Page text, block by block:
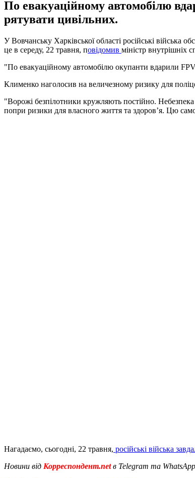
По евакуаційному автомобілю
рятувати цивільних.
У Вовчанську Харківської області російські війська
це в середу, 22 травня, повідомив міністр внутрішніх
"По евакуаційному автомобілю окупанти вдарили
Клименко наголосив на величезному ризику для
"Ворожі безпілотники кружляють постійно.
попри ризики для власного життя та здоровʼя. Цю
Нагадаємо, сьогодні, 22 травня, російські війська
Новини від Корреспондент.netв Telegram та